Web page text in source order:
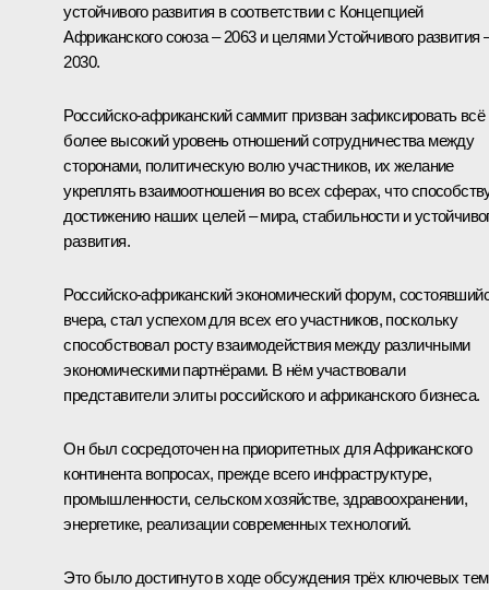
устойчивого развития в соответствии с Концепцией
Африканского союза – 2063 и целями Устойчивого развития
2030.
Российско-африканский саммит призван зафиксировать всё
более высокий уровень отношений сотрудничества между
сторонами, политическую волю участников, их желание
укреплять взаимоотношения во всех сферах, что
достижению наших целей – мира, стабильности и
развития.
Российско-африканский экономический форум,
вчера, стал успехом для всех его участников, поскольку
способствовал росту взаимодействия между различными
экономическими партнёрами. В нём участвовали
представители элиты российского и африканского бизнеса.
Он был сосредоточен на приоритетных для Африканского
континента вопросах, прежде всего инфраструктуре,
промышленности, сельском хозяйстве, здравоохранении,
энергетике, реализации современных технологий.
Это было достигнуто в ходе обсуждения трёх ключевых тем